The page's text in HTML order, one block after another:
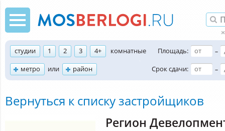
студии 1 2 3 4+
комнатные
метро
или район
Площадь:
–
Срок сдачи:
–
Вернуться к списку застройщиков
Регион